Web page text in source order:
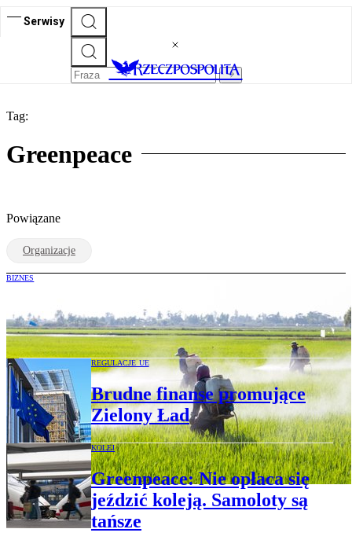
Serwisy
Tag:
Greenpeace
Powiązane
Organizacje
BIZNES
Ukryty problem umowy z Mercosur.
Toksyczne substancje wrócą do Europy?
REGULACJE UE
Brudne finanse promujące
Zielony Ład
KOLEJ
Greenpeace: Nie opłaca się
jeździć koleją. Samoloty są
tańsze